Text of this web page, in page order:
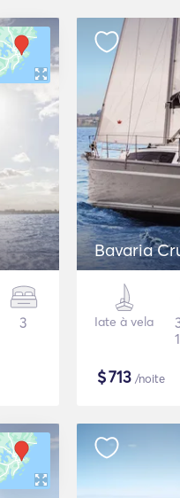
3
Bavaria
Iate à vela
$713 /noite